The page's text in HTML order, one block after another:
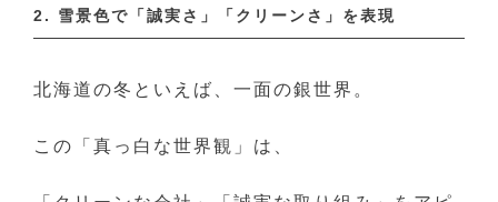
2. 雪景色で「誠実さ」「クリーンさ」を表現
北海道の冬といえば、一面の銀世界。
この「真っ白な世界観」は、